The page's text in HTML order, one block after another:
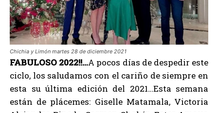
Chichia y Limón martes 28 de diciembre 2021
FABULOSO 2022!!…A pocos días de despedir este
ciclo, los saludamos con el cariño de siempre en
esta su última edición del 2021…Esta semana
están de plácemes: Giselle Matamala, Victoria